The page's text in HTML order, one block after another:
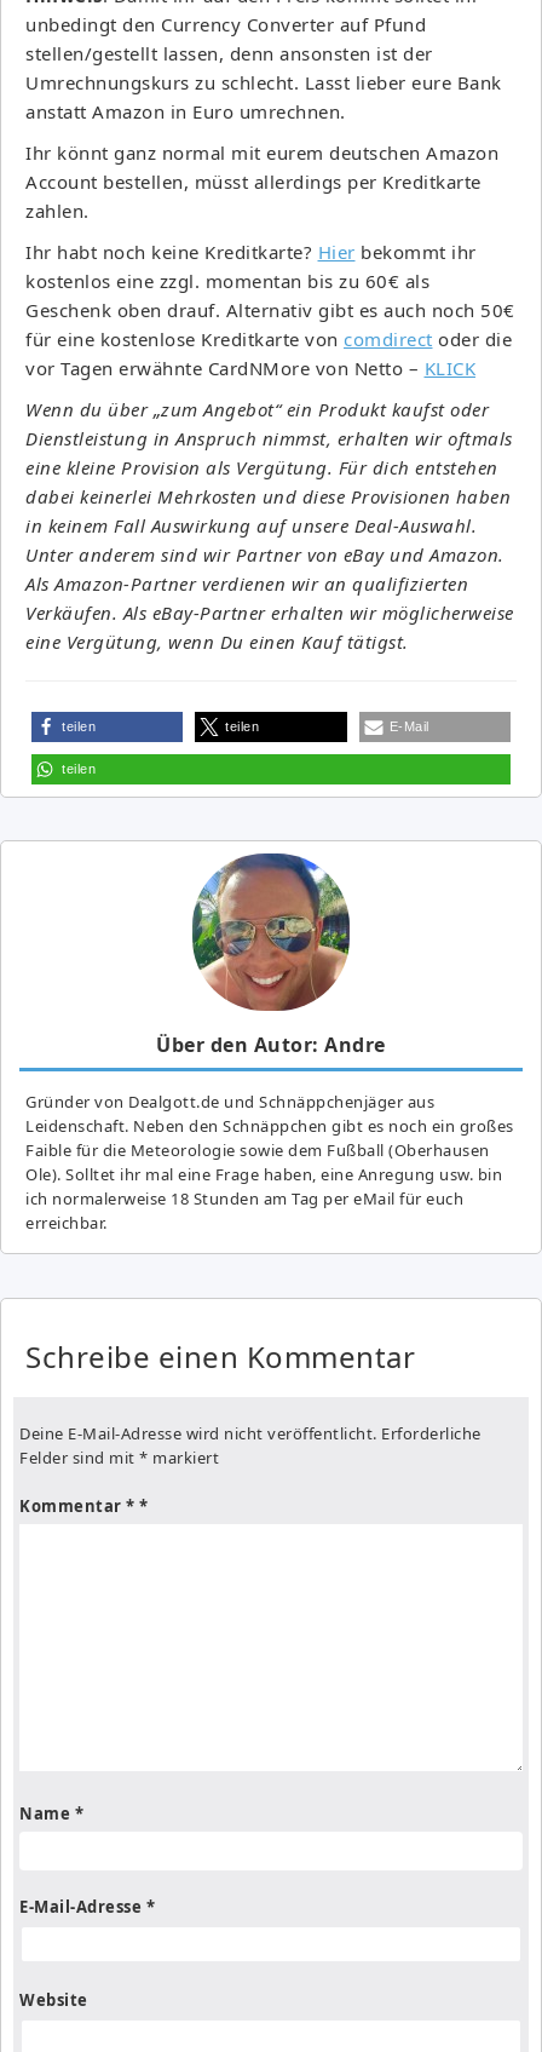
unbedingt den Currency Converter auf Pfund
stellen/gestellt lassen, denn ansonsten ist der
Umrechnungskurs zu schlecht. Lasst lieber eure Bank
anstatt Amazon in Euro umrechnen.
Ihr könnt ganz normal mit eurem deutschen Amazon
Account bestellen, müsst allerdings per Kreditkarte
zahlen.
Ihr habt noch keine Kreditkarte? Hier bekommt ihr
kostenlos eine zzgl. momentan bis zu 60€ als
Geschenk oben drauf. Alternativ gibt es auch noch 50€
für eine kostenlose Kreditkarte von comdirect oder die
vor Tagen erwähnte CardNMore von Netto – KLICK
Wenn du über „zum Angebot“ ein Produkt kaufst oder
Dienstleistung in Anspruch nimmst, erhalten wir oftmals
eine kleine Provision als Vergütung. Für dich entstehen
dabei keinerlei Mehrkosten und diese Provisionen haben
in keinem Fall Auswirkung auf unsere Deal-Auswahl.
Unter anderem sind wir Partner von eBay und Amazon.
Als Amazon-Partner verdienen wir an qualifizierten
Verkäufen. Als eBay-Partner erhalten wir möglicherweise
eine Vergütung, wenn Du einen Kauf tätigst.
teilen teilen E-Mail
teilen
Über den Autor: Andre
Gründer von Dealgott.de und Schnäppchenjäger aus
Leidenschaft. Neben den Schnäppchen gibt es noch ein großes
Fai­ble für die Meteorologie sowie dem Fußball (Oberhausen
Ole). Solltet ihr mal eine Frage haben, eine Anregung usw. bin
ich normalerweise 18 Stunden am Tag per eMail für euch
erreichbar.
Schreibe einen Kommentar
Deine E-Mail-Adresse wird nicht veröffentlicht. Erforderliche
Felder sind mit * markiert
Kommentar *
Name *
E-Mail-Adresse *
Website